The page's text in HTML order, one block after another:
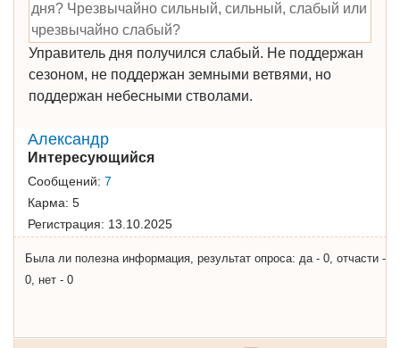
дня? Чрезвычайно сильный, сильный, слабый или
чрезвычайно слабый?
Управитель дня получился слабый. Не поддержан
сезоном, не поддержан земными ветвями, но
поддержан небесными стволами.
Александр
Интересующийся
Сообщений: 7
Карма: 5
Регистрация: 13.10.2025
Была ли полезна информация, результат опроса: да - 0, отчасти -
0, нет - 0